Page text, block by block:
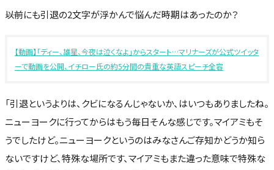
――以前にも引退の2文字が浮かんで悩んだ時期はあったのか？
【動画】「ディー、雄星、今夜は泣くなよ」からスタート…マリナーズが公式ツイッタ
ーで動画を公開、イチロー氏の約5分間の貴重な英語スピーチ全容
「引退というよりは、クビになるんじゃないか、はいつもありましたね。
ニューヨークに行ってからはもう毎日そんな感じです。マイアミもそ
うでしたけど。ニューヨークというのはみなさんご存知かどうか知ら
ないですけど、特殊な場所です、マイアミもまた違った意味で特殊な